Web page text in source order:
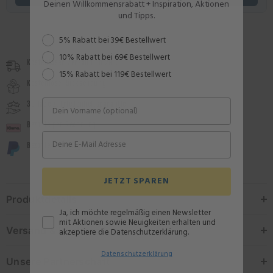
Kostenloser Versand ab 29 €
Kostenlose Rücksendung
Bezahle per Rechnung
Bezahle in 30 Tagen
Produktdetails
Versand & Rücksendung
Unsere Partnerschaft
Deinen Willkommensrabatt + Inspiration, Aktionen
und Tipps.
Rabattstaffel
5% Rabatt bei 39€ Bestellwert
10% Rabatt bei 69€ Bestellwert
15% Rabatt bei 119€ Bestellwert
JETZT SPAREN
Ja, ich möchte regelmäßig einen Newsletter
mit Aktionen sowie Neuigkeiten erhalten und
akzeptiere die Datenschutzerklärung.
Datenschutzerklärung